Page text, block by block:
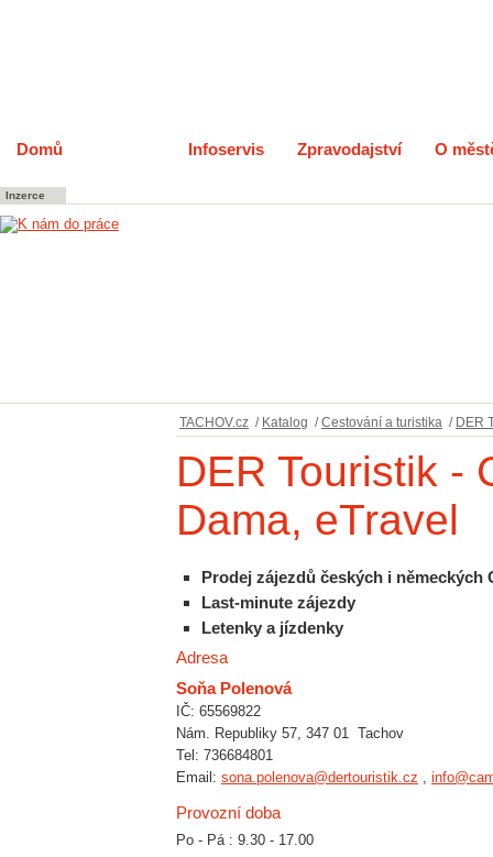
Domů Infoservis Zpravodajství O
Inzerce
TACHOV.cz / Katalog / Cestování a turistika / DER
DER Touristik -
Dama, eTravel
Prodej zájezdů českých i německých
Last-minute zájezdy
Letenky a jízdenky
Adresa
Soňa Polenová
IČ: 65569822
Nám. Republiky 57, 347 01 Tachov
Tel: 736684801
Email: sona.polenova@dertouristik.cz ,
Provozní doba
Po - Pá : 9.30 - 17.00